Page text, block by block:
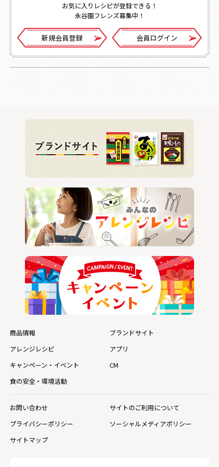
お気に入りレシピが登録できる！
永谷園フレンズ募集中！
新規会員登録 会員ログイン
商品情報
ブランドサイト
アレンジレシピ
アプリ
キャンペーン・イベント
CM
食の安全・環境活動
お問い合わせ
サイトのご利用について
プライバシーポリシー
ソーシャルメディアポリシー
サイトマップ